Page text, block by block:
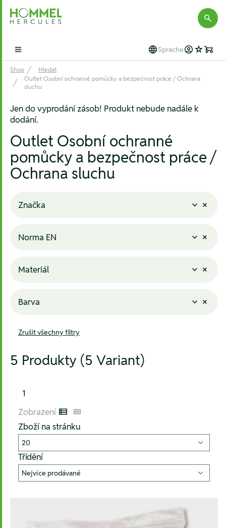
Hommel Hercules
Open main menu Sprache
Shop
Hledat
Outlet Osobní ochranné pomůcky a bezpečnost práce / Ochrana
sluchu
Jen do vyprodání zásob! Produkt nebude nadále k
dodání.
Outlet Osobní ochranné
pomůcky a bezpečnost práce /
Ochrana sluchu
Značka
Norma EN
Materiál
Barva
Zrušit všechny filtry
5 Produkty (5 Variant)
1
Zobrazení Listenansicht
Kachelansicht
Zboží na stránku
Třídění